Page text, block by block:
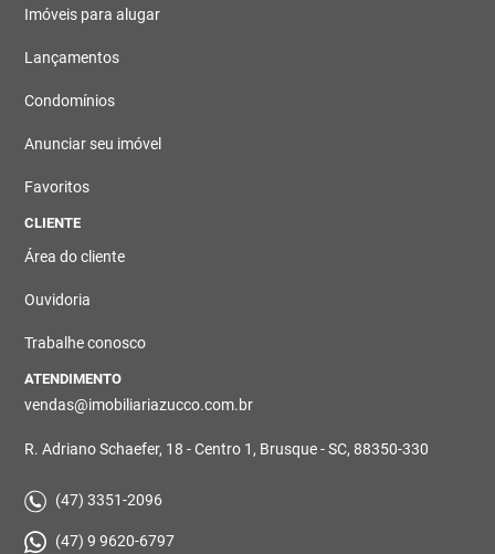
Imóveis para alugar
Lançamentos
Condomínios
Anunciar seu imóvel
Favoritos
CLIENTE
Área do cliente
Ouvidoria
Trabalhe conosco
ATENDIMENTO
vendas@imobiliariazucco.com.br
R. Adriano Schaefer, 18 - Centro 1, Brusque - SC, 88350-330
(47) 3351-2096
(47) 9 9620-6797